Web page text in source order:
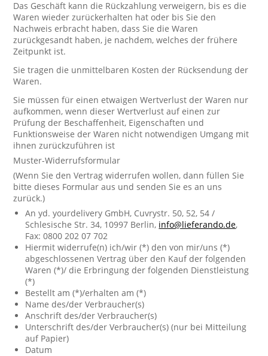
Das Geschäft kann die Rückzahlung verweigern, bis es die
Waren wieder zurückerhalten hat oder bis Sie den
Nachweis erbracht haben, dass Sie die Waren
zurückgesandt haben, je nachdem, welches der frühere
Zeitpunkt ist.
Sie tragen die unmittelbaren Kosten der Rücksendung der
Waren.
Sie müssen für einen etwaigen Wertverlust der Waren nur
aufkommen, wenn dieser Wertverlust auf einen zur
Prüfung der Beschaffenheit, Eigenschaften und
Funktionsweise der Waren nicht notwendigen Umgang mit
ihnen zurückzuführen ist
Muster-Widerrufsformular
(Wenn Sie den Vertrag widerrufen wollen, dann füllen Sie
bitte dieses Formular aus und senden Sie es an uns
zurück.)
An yd. yourdelivery GmbH, Cuvrystr. 50, 52, 54 /
Schlesische Str. 34, 10997 Berlin, info@lieferando.de,
Fax: 0800 202 07 702
Hiermit widerrufe(n) ich/wir (*) den von mir/uns (*)
abgeschlossenen Vertrag über den Kauf der folgenden
Waren (*)/ die Erbringung der folgenden Dienstleistung
(*)
Bestellt am (*)/erhalten am (*)
Name des/der Verbraucher(s)
Anschrift des/der Verbraucher(s)
Unterschrift des/der Verbraucher(s) (nur bei Mitteilung
auf Papier)
Datum